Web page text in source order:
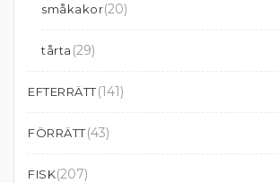
småkakor(20)
tårta (29)
EFTERRÄTT(141)
FÖRRÄTT(43)
FISK(207)